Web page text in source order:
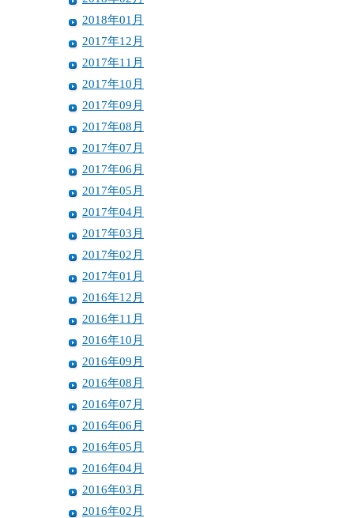
2018年01月
2017年12月
2017年11月
2017年10月
2017年09月
2017年08月
2017年07月
2017年06月
2017年05月
2017年04月
2017年03月
2017年02月
2017年01月
2016年12月
2016年11月
2016年10月
2016年09月
2016年08月
2016年07月
2016年06月
2016年05月
2016年04月
2016年03月
2016年02月